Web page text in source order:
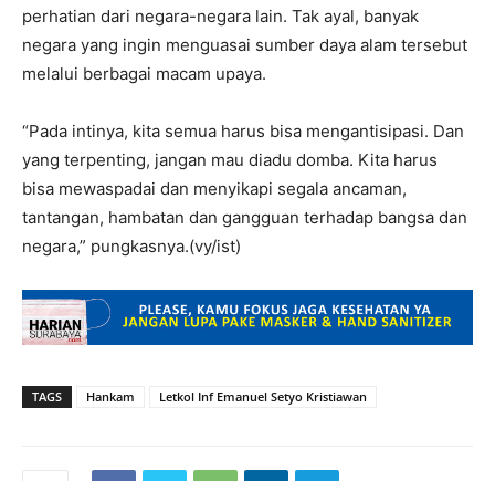
perhatian dari negara-negara lain. Tak ayal, banyak
negara yang ingin menguasai sumber daya alam tersebut
melalui berbagai macam upaya.
“Pada intinya, kita semua harus bisa mengantisipasi. Dan
yang terpenting, jangan mau diadu domba. Kita harus
bisa mewaspadai dan menyikapi segala ancaman,
tantangan, hambatan dan gangguan terhadap bangsa dan
negara,” pungkasnya.(vy/ist)
TAGS Hankam Letkol Inf Emanuel Setyo Kristiawan